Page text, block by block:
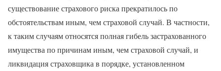
существование страхового риска прекратилось по
обстоятельствам иным, чем страховой случай. В частности,
к таким случаям относятся полная гибель застрахованного
имущества по причинам иным, чем страховой случай, и
ликвидация страховщика в порядке, установленном